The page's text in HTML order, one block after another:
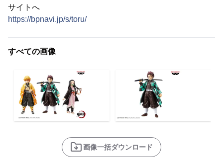
サイトへ
https://bpnavi.jp/s/toru/
すべての画像
画像一括ダウンロード